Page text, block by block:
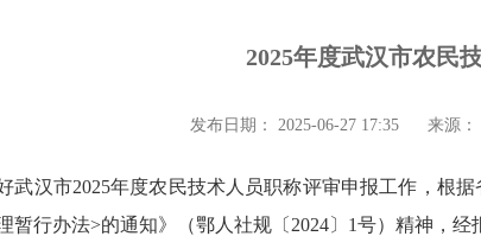
2025年度武汉市农民
发布日期： 2025-06-27 17:35 来源：
武汉市2025年度农民技术人员职称评审申报工作，根
暂行办法>的通知》（鄂人社规〔2024〕1号）精神，经